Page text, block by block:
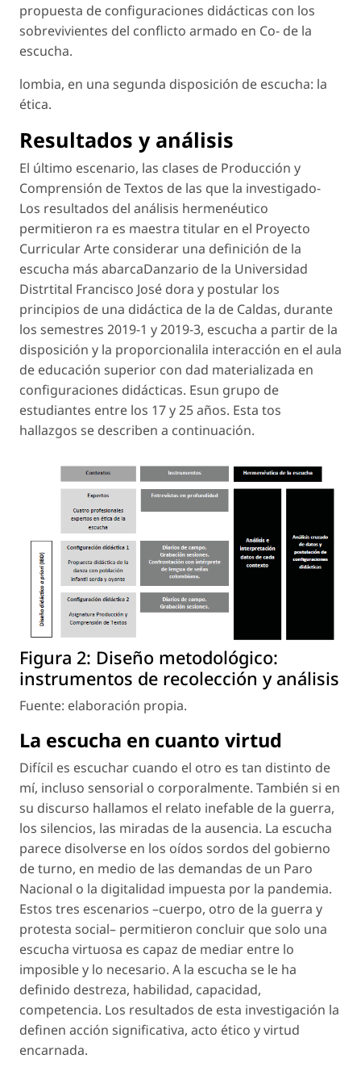
propuesta de configuraciones didácticas con los
sobrevivientes del conflicto armado en Co- de la
escucha.
lombia, en una segunda disposición de escucha: la
ética.
Resultados y análisis
El último escenario, las clases de Producción y
Comprensión de Textos de las que la investigado-
Los resultados del análisis hermenéutico
permitieron ra es maestra titular en el Proyecto
Curricular Arte considerar una definición de la
escucha más abarcaDanzario de la Universidad
Distrtital Francisco José dora y postular los
principios de una didáctica de la de Caldas, durante
los semestres 2019-1 y 2019-3, escucha a partir de la
disposición y la proporcionalila interacción en el aula
de educación superior con dad materializada en
configuraciones didácticas. Esun grupo de
estudiantes entre los 17 y 25 años. Esta tos
hallazgos se describen a continuación.
Figura 2: Diseño metodológico:
instrumentos de recolección y análisis
Fuente: elaboración propia.
La escucha en cuanto virtud
Difícil es escuchar cuando el otro es tan distinto de
mí, incluso sensorial o corporalmente. También si en
su discurso hallamos el relato inefable de la guerra,
los silencios, las miradas de la ausencia. La escucha
parece disolverse en los oídos sordos del gobierno
de turno, en medio de las demandas de un Paro
Nacional o la digitalidad impuesta por la pandemia.
Estos tres escenarios –cuerpo, otro de la guerra y
protesta social– permitieron concluir que solo una
escucha virtuosa es capaz de mediar entre lo
imposible y lo necesario. A la escucha se le ha
definido destreza, habilidad, capacidad,
competencia. Los resultados de esta investigación la
definen acción significativa, acto ético y virtud
encarnada.